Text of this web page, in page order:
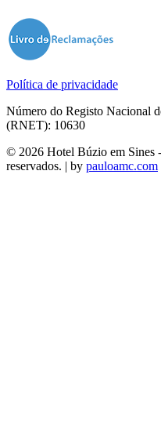
Política de privacidade
Número do Registo Nacional
(RNET): 10630
© 2026 Hotel Búzio em Sines
reservados. | by pauloamc.com